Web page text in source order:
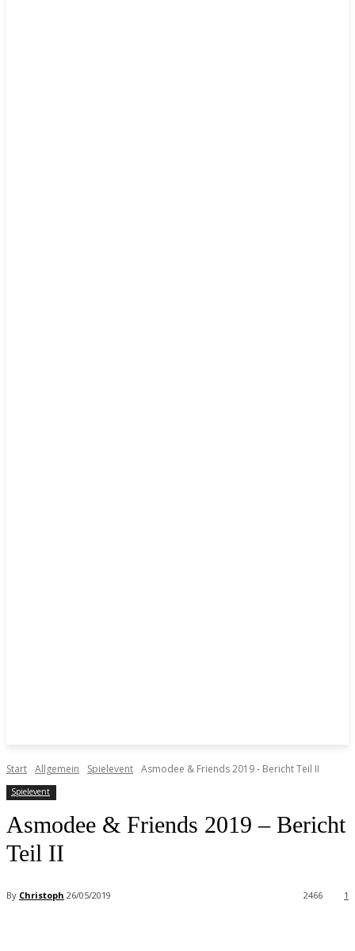
Start Allgemein Spielevent Asmodee & Friends 2019 - Bericht Teil II
Spielevent
Asmodee & Friends 2019 – Bericht
Teil II
By Christoph 26/05/2019 1
2466